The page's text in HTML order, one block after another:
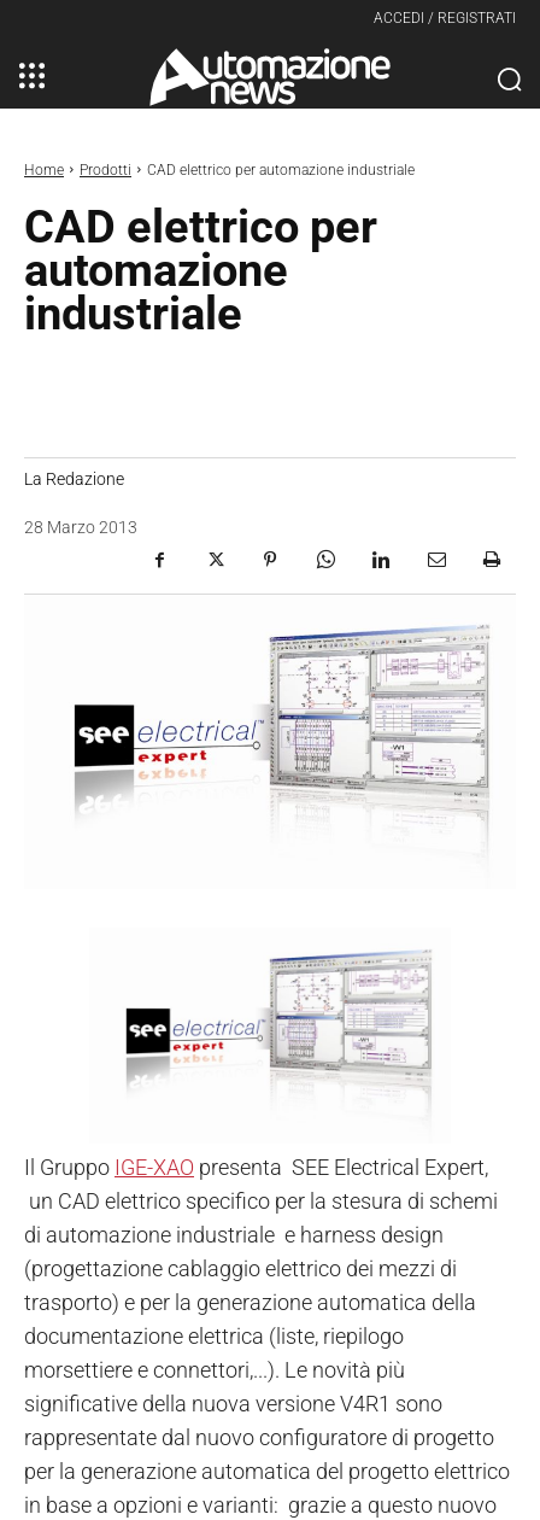
ACCEDI / REGISTRATI
Home Prodotti CAD elettrico per automazione industriale
CAD elettrico per
automazione
industriale
La Redazione
28 Marzo 2013
Il Gruppo IGE-XAO presenta SEE Electrical Expert,
un CAD elettrico specifico per la stesura di schemi
di automazione industriale e harness design
(progettazione cablaggio elettrico dei mezzi di
trasporto) e per la generazione automatica della
documentazione elettrica (liste, riepilogo
morsettiere e connettori,...). Le novità più
significative della nuova versione V4R1 sono
rappresentate dal nuovo configuratore di progetto
per la generazione automatica del progetto elettrico
in base a opzioni e varianti: grazie a questo nuovo